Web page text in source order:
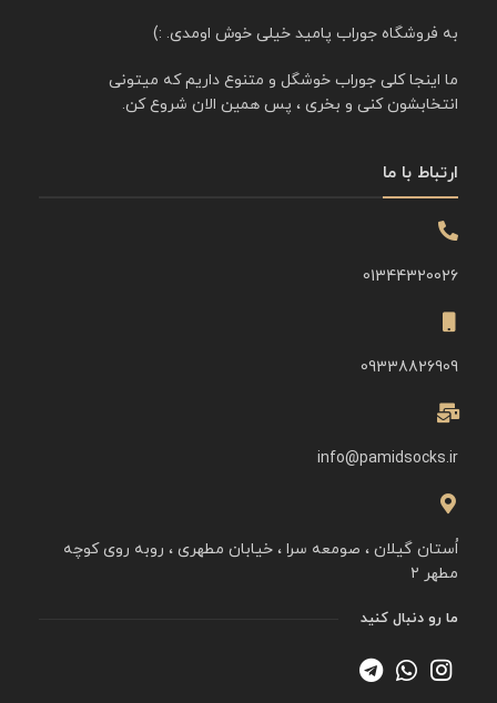
به فروشگاه جوراب پامید خیلی خوش اومدی. :)
ما اینجا کلی جوراب خوشگل و متنوع داریم که میتونی
انتخابشون کنی و بخری ، پس همین الان شروع کن.
ارتباط با ما
01344320026
09338826909
info@pamidsocks.ir
اُستان گیلان ، صومعه سرا ، خیابان مطهری ، روبه روی کوچه
مطهر ۲
ما رو دنبال کنید